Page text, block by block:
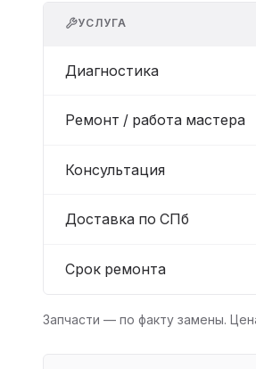
УСЛУГА
Диагностика
Ремонт / работа мастера
Консультация
Доставка по СПб
Срок ремонта
Запчасти — по факту замены.